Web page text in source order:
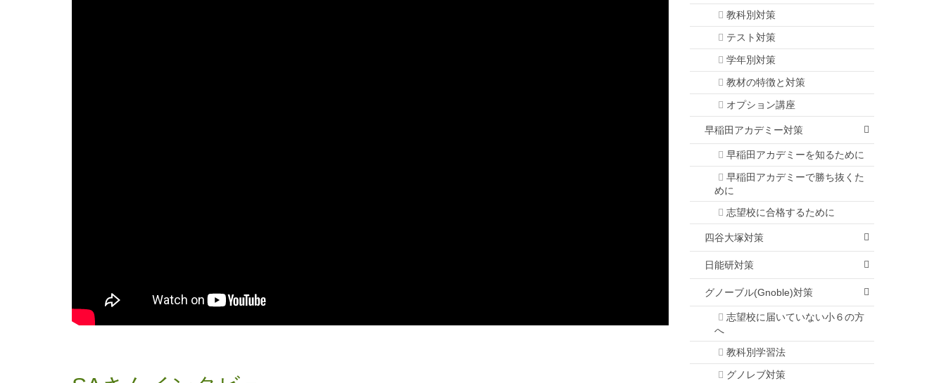
教科別対策
テスト対策
学年別対策
教材の特徴と対策
オプション講座
早稲田アカデミー対策
早稲田アカデミーを知るために
早稲田アカデミーで勝ち抜くた
めに
志望校に合格するために
四谷大塚対策
日能研対策
グノーブル(Gnoble)対策
志望校に届いていない小６の方
へ
教科別学習法
グノレブ対策